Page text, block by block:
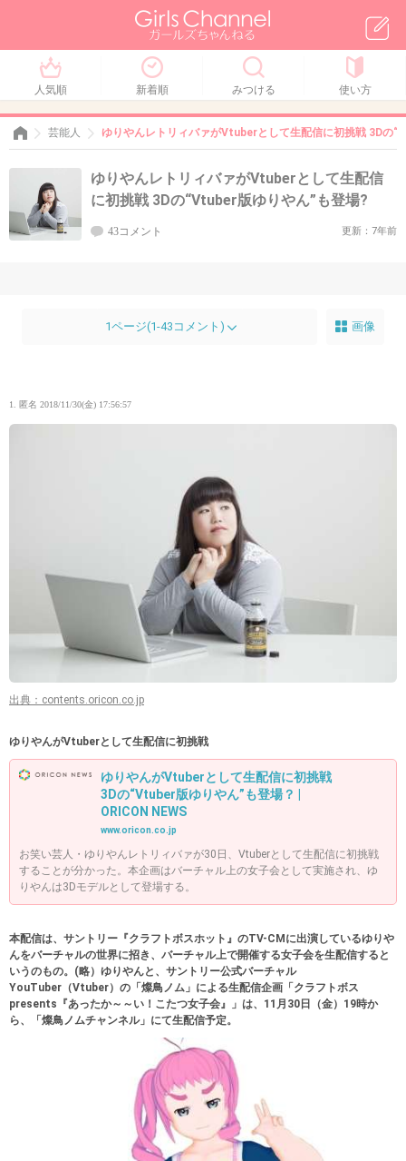
人気順 新着順 みつける 使い方
芸能人 ゆりやんレトリィバァがVtuberとして生配信に初挑戦 3Dの
ゆりやんレトリィバァがVtuberとして生配信
に初挑戦 3Dの“Vtuber版ゆりやん”も登場?
43コメント 更新：7年前
1ページ(1-43コメント) 画像
1. 匿名 2018/11/30(金) 17:56:57
出典：contents.oricon.co.jp
ゆりやんがVtuberとして生配信に初挑戦
ゆりやんがVtuberとして生配信に初挑戦
3Dの“Vtuber版ゆりやん”も登場？ |
ORICON NEWS
www.oricon.co.jp
お笑い芸人・ゆりやんレトリィバァが30日、Vtuberとして生配信に初挑戦
することが分かった。本企画はバーチャル上の女子会として実施され、ゆ
りやんは3Dモデルとして登場する。
本配信は、サントリー『クラフトボスホット』のTV-CMに出演しているゆりや
んをバーチャルの世界に招き、バーチャル上で開催する女子会を生配信すると
いうのもの。(略）ゆりやんと、サントリー公式バーチャル
YouTuber（Vtuber）の「燦鳥ノム」による生配信企画「クラフトボス
presents『あったか～～い！こたつ女子会』」は、11月30日（金）19時か
ら、「燦鳥ノムチャンネル」にて生配信予定。